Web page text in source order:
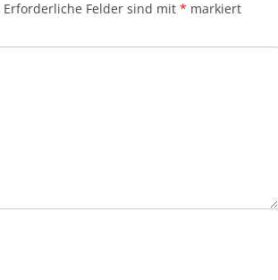
Erforderliche Felder sind mit * markiert